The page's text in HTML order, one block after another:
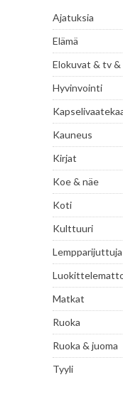
Ajatuksia
Elämä
Elokuvat & tv
Hyvinvointi
Kauneus
Kirjat
Koe & näe
Koti
Kulttuuri
Lempparijuttuja
Matkat
Ruoka
Ruoka & juoma
Tyyli